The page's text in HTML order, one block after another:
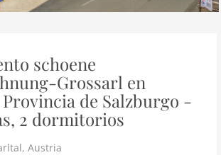
schoene
Grossarl en
de Salzburgo -
2 dormitorios
, Austria